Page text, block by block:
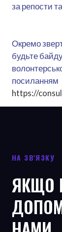
за репости
Окремо
будьте
посиланням
https://
НА ЗВ'ЯЗКУ
ЯКЩО